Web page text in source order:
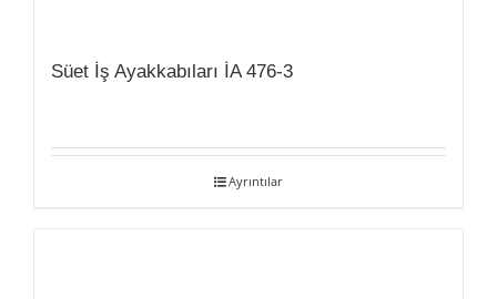
Süet İş Ayakkabıları İA 476-3
Ayrıntılar